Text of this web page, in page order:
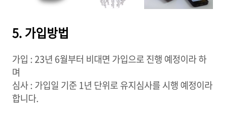
5. 가입방법
가입 : 23년 6월부터 비대면 가입으로 진행 예정이라 하
며
심사 : 가입일 기준 1년 단위로 유지심사를 시행 예정이라
합니다.